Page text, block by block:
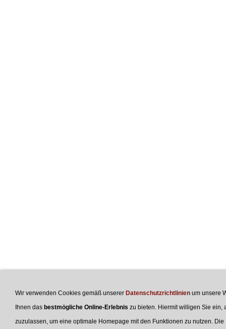
Wir verwenden Cookies gemäß unserer Datenschutzrichtlinien um unsere
Ihnen das bestmögliche Online-Erlebnis zu bieten. Hiermit willigen Sie ein,
zuzulassen, um eine optimale Homepage mit den Funktionen zu nutzen.